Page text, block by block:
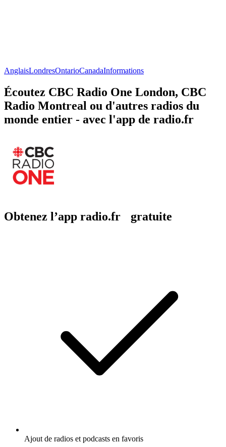
AnglaisLondresOntarioCanadaInformations
Écoutez CBC Radio One London, CBC
Radio Montreal ou d'autres radios du
monde entier - avec l'app de radio.fr
Obtenez l’app radio.fr gratuite
Ajout de radios et podcasts en favoris